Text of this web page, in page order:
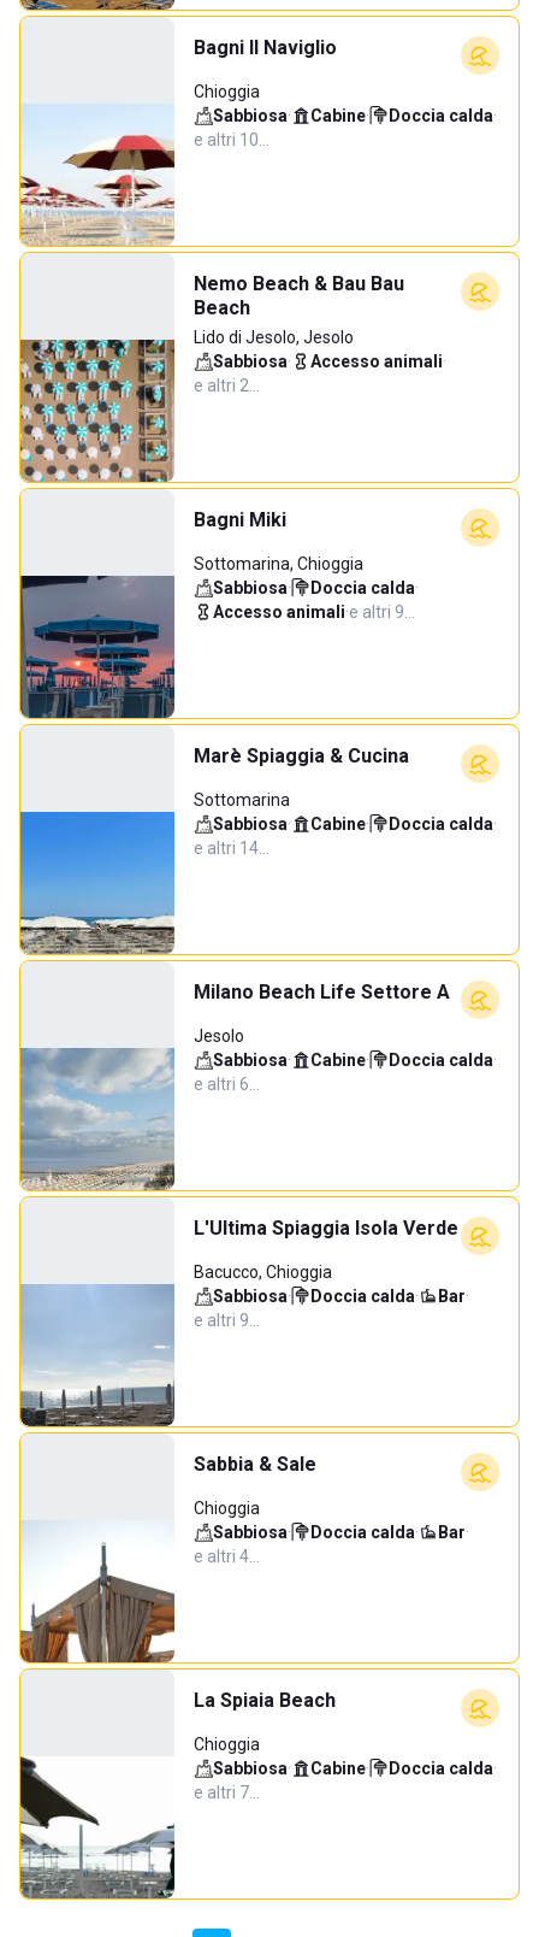
Bagni Il Naviglio
Chioggia
Sabbiosa· Cabine· Doccia calda·
e altri 10…
Nemo Beach & Bau Bau
Beach
Lido di Jesolo, Jesolo
Sabbiosa· Accesso animali·
e altri 2…
Bagni Miki
Sottomarina, Chioggia
Sabbiosa· Doccia calda·
Accesso animali·e altri 9…
Marè Spiaggia & Cucina
Sottomarina
Sabbiosa· Cabine· Doccia calda·
e altri 14…
Milano Beach Life Settore A
Jesolo
Sabbiosa· Cabine· Doccia calda·
e altri 6…
L'Ultima Spiaggia Isola Verde
Bacucco, Chioggia
Sabbiosa· Doccia calda· Bar·
e altri 9…
Sabbia & Sale
Chioggia
Sabbiosa· Doccia calda· Bar·
e altri 4…
La Spiaia Beach
Chioggia
Sabbiosa· Cabine· Doccia calda·
e altri 7…